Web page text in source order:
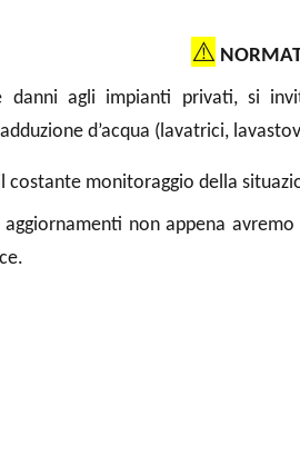
⚠️
danni agli impianti privati, si
d’acqua (lavatrici,
costante monitoraggio della
aggiornamenti non appena